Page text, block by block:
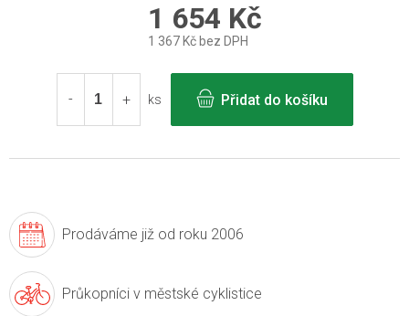
1 654 Kč
1 367 Kč bez DPH
cena:
ks
Přidat do košíku
Prodáváme již od roku 2006
Průkopníci v městské cyklistice